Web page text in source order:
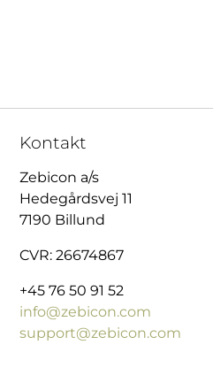
Hedegårdsvej 11
CVR: 26674867
+45 76 50 91 52
info@zebicon.com